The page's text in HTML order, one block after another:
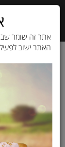
שימור
אתר זה שומר
האתר ישוב